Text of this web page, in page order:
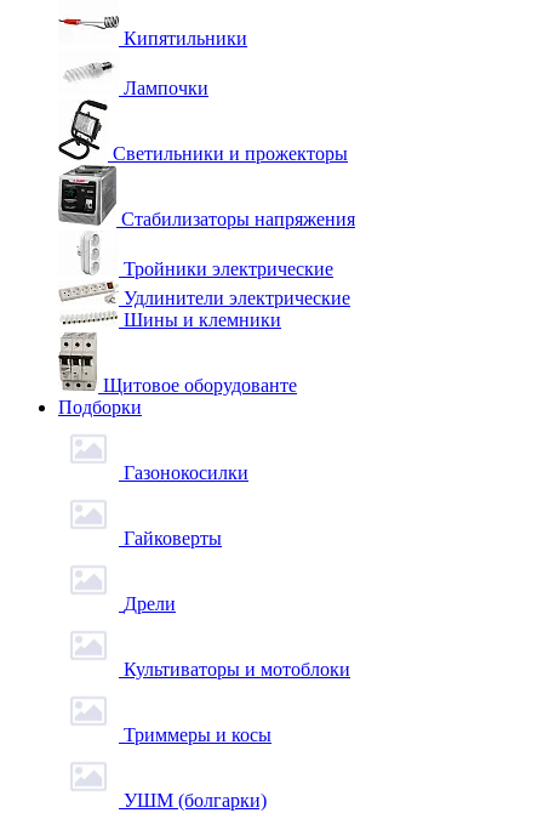
Кипятильники
Лампочки
Светильники и прожекторы
Стабилизаторы напряжения
Тройники электрические
Удлинители электрические
Шины и клемники
Щитовое оборудованте
Подборки
Газонокосилки
Гайковерты
Дрели
Культиваторы и мотоблоки
Триммеры и косы
УШМ (болгарки)